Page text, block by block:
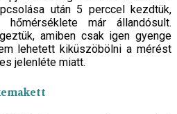
után 5 perccel kezdtük,
már állandósult.
amiben csak igen gyen­ge
lehetett kiküszöbölni a mérést
jelenléte miatt.